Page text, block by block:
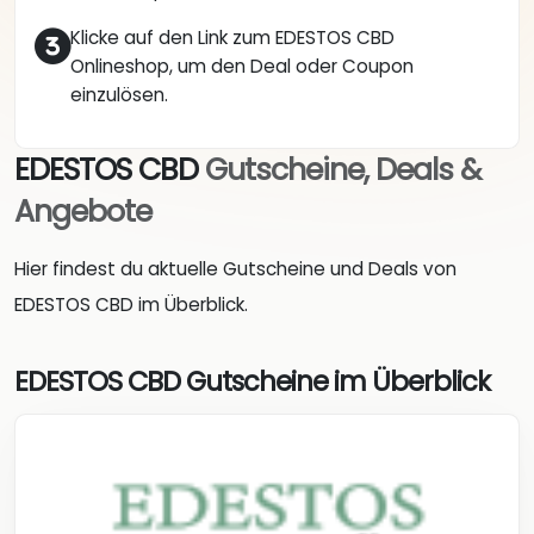
Klicke auf den Link zum EDESTOS CBD
Onlineshop, um den Deal oder Coupon
einzulösen.
EDESTOS CBDGutscheine, Deals &
Angebote
Hier findest du aktuelle Gutscheine und Deals von
EDESTOS CBD im Überblick.
EDESTOS CBD Gutscheine im Überblick